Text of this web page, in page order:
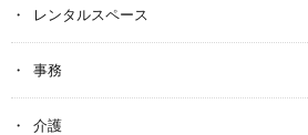
レンタルスペース
事務
介護